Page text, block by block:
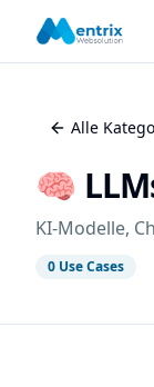
Alle
🧠
KI-Modelle,
0 Use Cases